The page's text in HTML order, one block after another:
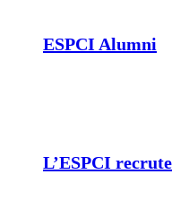
ESPCI Alumni
L’ESPCI recrute